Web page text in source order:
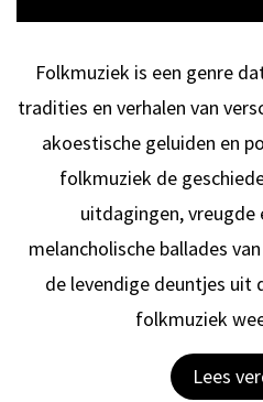
Folkmuziek is een genre
tradities en verhalen van
akoestische geluiden en
folkmuziek de
uitdagingen, vreugde
melancholische ballades
de levendige deuntjes uit
folkmuziek
Lees